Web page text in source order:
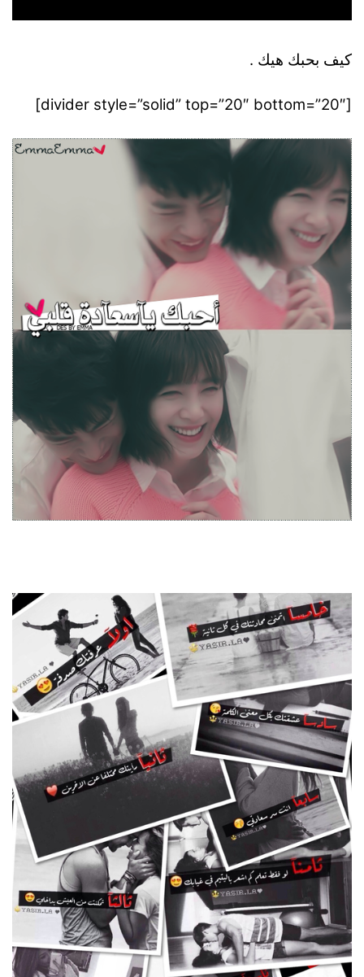
كيف بحبك هيك .
[divider style=”solid” top=”20″ bottom=”20″]